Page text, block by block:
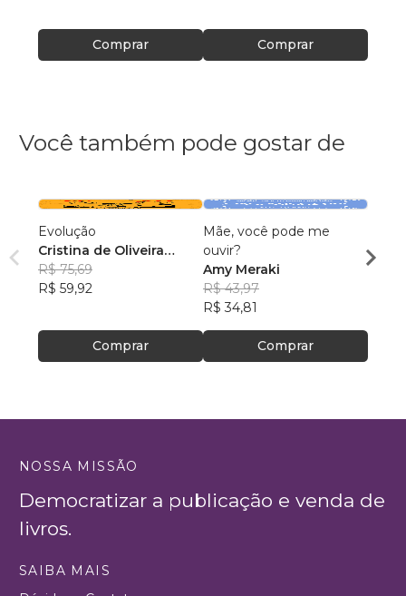
Comprar Comprar
Você também pode gostar de
Evolução
Cristina de Oliveira
Leopoldino Rodrigues
R$ 75,69
R$ 59,92
Comprar
Mãe, você pode me
ouvir?
Amy Meraki
R$ 43,97
R$ 34,81
Comprar
de
NOSSA MISSÃO
Democratizar a publicação e venda de
livros.
SAIBA MAIS